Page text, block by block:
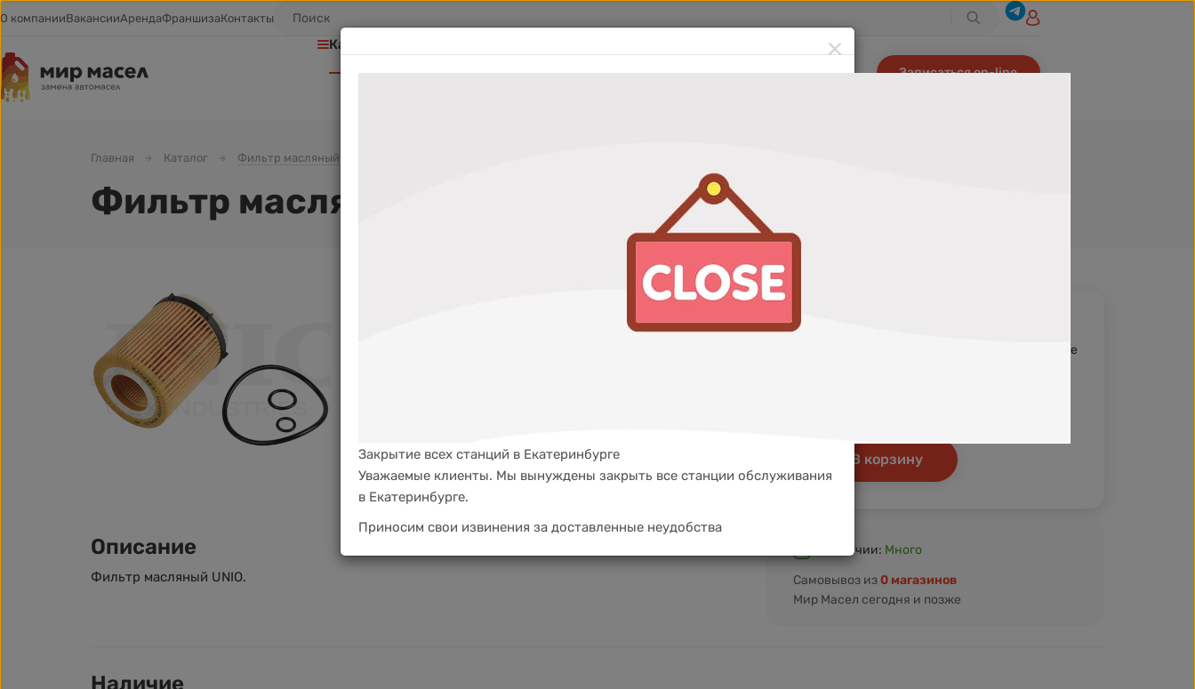
О компанииВакансииАрендаФраншизаКонтакты
Каталог товаров
Записаться on-line
Главная Каталог Фильтр масляный
Фильтр масляный UNIO FLT20090
FLT20090 OG140ECO HU711/6Z
Описание
Фильтр масляный UNIO.
С картой
В избранное
В корзину
В наличии: Много
Самовывоз из0 магазинов
Мир Масел сегодня и позже
Наличие
Закрытие всех станций в Екатеринбурге
Уважаемые клиенты. Мы вынуждены закрыть все станции обслуживания
в Екатеринбурге.
Приносим свои извинения за доставленные неудобства